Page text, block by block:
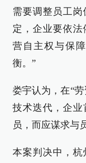
需要调整员工
定，企业要依
营自主权与保
衡。”
娄宇认为，在“
技术迭代，企业
员，而应谋求与
本案判决中，杭